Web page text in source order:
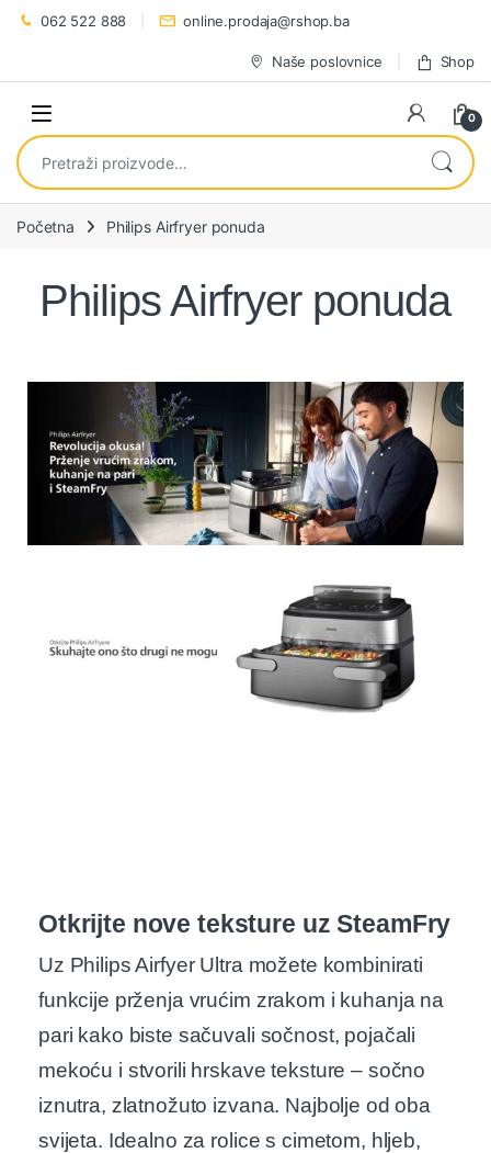
062 522 888 online.prodaja@rshop.ba
Naše poslovnice Shop
0
Početna Philips Airfryer ponuda
Philips Airfryer ponuda
Otkrijte nove teksture uz SteamFry
Uz Philips Airfyer Ultra možete kombinirati
funkcije prženja vrućim zrakom i kuhanja na
pari kako biste sačuvali sočnost, pojačali
mekoću i stvorili hrskave teksture – sočno
iznutra, zlatnožuto izvana. Najbolje od oba
svijeta. Idealno za rolice s cimetom, hljeb,